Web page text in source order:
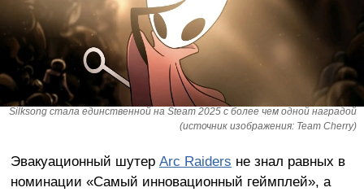
Silksong стала единственной на Steam 2025 с более чем одной наградой
(источник изображения: Team Cherry)
Эвакуационный шутер Arc Raiders не знал равных в
номинации «Самый инновационный геймплей», а